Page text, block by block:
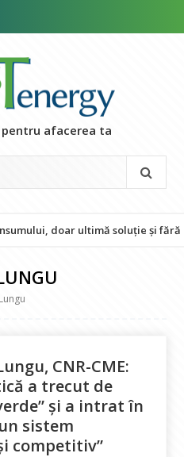
pentru afacerea ta
doar ultimă soluție și fără
CNR-CME:
a trecut de
și a intrat în
sistem
competitiv”